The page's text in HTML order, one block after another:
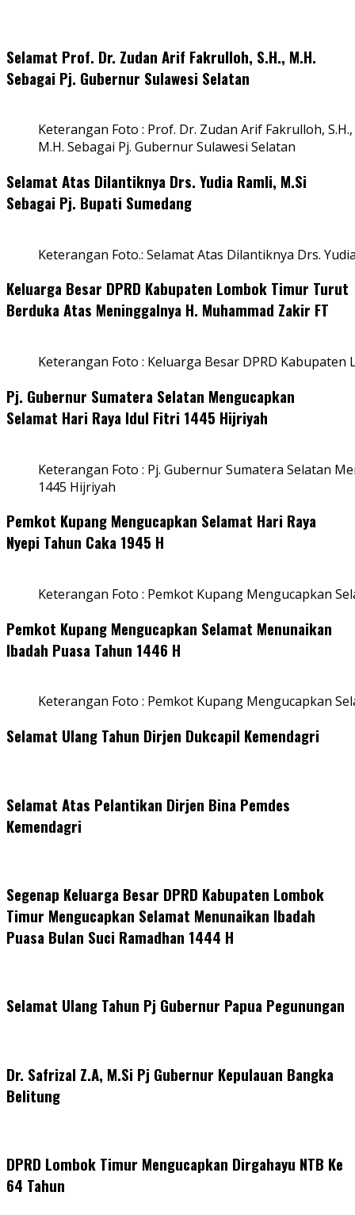
Selamat Prof. Dr. Zudan Arif Fakrulloh, S.H., M.H.
Sebagai Pj. Gubernur Sulawesi Selatan
Keterangan Foto : Prof. Dr. Zudan Arif Fakrulloh, S.H.,
M.H. Sebagai Pj. Gubernur Sulawesi Selatan
Selamat Atas Dilantiknya Drs. Yudia Ramli, M.Si
Sebagai Pj. Bupati Sumedang
Keterangan Foto.: Selamat Atas Dilantiknya Drs.
Keluarga Besar DPRD Kabupaten Lombok Timur Turut
Berduka Atas Meninggalnya H. Muhammad Zakir FT
Keterangan Foto : Keluarga Besar DPRD
Pj. Gubernur Sumatera Selatan Mengucapkan
Selamat Hari Raya Idul Fitri 1445 Hijriyah
Keterangan Foto : Pj. Gubernur Sumatera Selatan
1445 Hijriyah
Pemkot Kupang Mengucapkan Selamat Hari Raya
Nyepi Tahun Caka 1945 H
Keterangan Foto : Pemkot Kupang Mengucapkan
Pemkot Kupang Mengucapkan Selamat Menunaikan
Ibadah Puasa Tahun 1446 H
Keterangan Foto : Pemkot Kupang Mengucapkan
Selamat Ulang Tahun Dirjen Dukcapil Kemendagri
Selamat Atas Pelantikan Dirjen Bina Pemdes
Kemendagri
Segenap Keluarga Besar DPRD Kabupaten Lombok
Timur Mengucapkan Selamat Menunaikan Ibadah
Puasa Bulan Suci Ramadhan 1444 H
Selamat Ulang Tahun Pj Gubernur Papua Pegunungan
Dr. Safrizal Z.A, M.Si Pj Gubernur Kepulauan Bangka
Belitung
DPRD Lombok Timur Mengucapkan Dirgahayu NTB Ke
64 Tahun